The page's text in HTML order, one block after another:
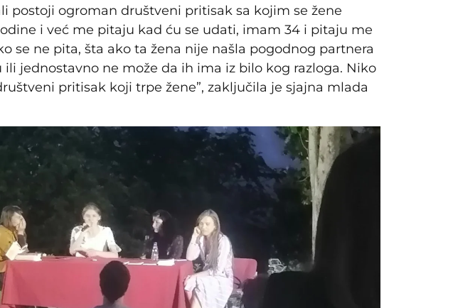
postoji ogroman društveni pritisak sa kojim se žene
i već me pitaju kad ću se udati, imam 34 i pitaju me
se ne pita, šta ako ta žena nije našla pogodnog partnera
jednostavno ne može da ih ima iz bilo kog razloga. Niko
pritisak koji trpe žene”, zaključila je sjajna mlada